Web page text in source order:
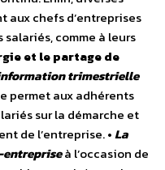
aux chefs d’entreprises
comme à leurs
et le partage de
trimestrielle
permet aux adhérents
sur la démarche et
de l’entreprise. •La
entrepriseà l’occasion de